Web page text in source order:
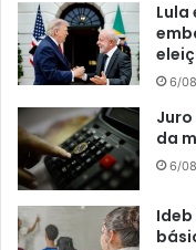
Lula
6/
da
6/